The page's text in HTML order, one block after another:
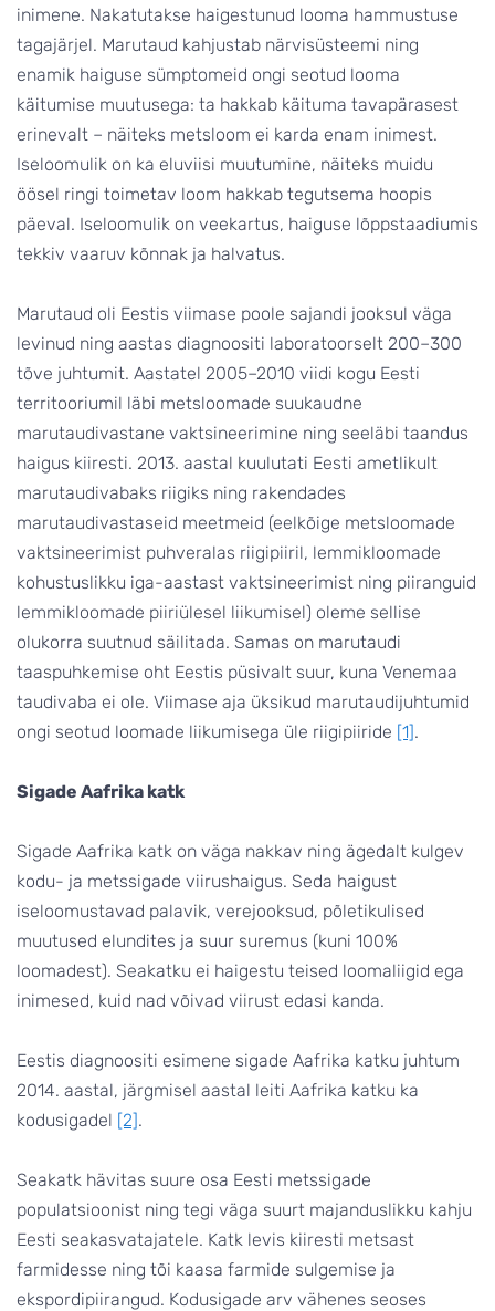
inimene. Nakatutakse haigestunud looma hammustuse
tagajärjel. Marutaud kahjustab närvisüsteemi ning
enamik haiguse sümptomeid ongi seotud looma
käitumise muutusega: ta hakkab käituma tavapärasest
erinevalt – näiteks metsloom ei karda enam inimest.
Iseloomulik on ka eluviisi muutumine, näiteks muidu
öösel ringi toimetav loom hakkab tegutsema hoopis
päeval. Iseloomulik on veekartus, haiguse lõppstaadiumis
tekkiv vaaruv kõnnak ja halvatus.
Marutaud oli Eestis viimase poole sajandi jooksul väga
levinud ning aastas diagnoositi laboratoorselt 200–300
tõve juhtumit. Aastatel 2005–2010 viidi kogu Eesti
territooriumil läbi metsloomade suukaudne
marutaudivastane vaktsineerimine ning seeläbi taandus
haigus kiiresti. 2013. aastal kuulutati Eesti ametlikult
marutaudivabaks riigiks ning rakendades
marutaudivastaseid meetmeid (eelkõige metsloomade
vaktsineerimist puhveralas riigipiiril, lemmikloomade
kohustuslikku iga-aastast vaktsineerimist ning piiranguid
lemmikloomade piiriülesel liikumisel) oleme sellise
olukorra suutnud säilitada. Samas on marutaudi
taaspuhkemise oht Eestis püsivalt suur, kuna Venemaa
taudivaba ei ole. Viimase aja üksikud marutaudijuhtumid
ongi seotud loomade liikumisega üle riigipiiride [1].
Sigade Aafrika katk
Sigade Aafrika katk on väga nakkav ning ägedalt kulgev
kodu- ja metssigade viirushaigus. Seda haigust
iseloomustavad palavik, verejooksud, põletikulised
muutused elundites ja suur suremus (kuni 100%
loomadest). Seakatku ei haigestu teised loomaliigid ega
inimesed, kuid nad võivad viirust edasi kanda.
Eestis diagnoositi esimene sigade Aafrika katku juhtum
2014. aastal, järgmisel aastal leiti Aafrika katku ka
kodusigadel [2].
Seakatk hävitas suure osa Eesti metssigade
populatsioonist ning tegi väga suurt majanduslikku kahju
Eesti seakasvatajatele. Katk levis kiiresti metsast
farmidesse ning tõi kaasa farmide sulgemise ja
ekspordipiirangud. Kodusigade arv vähenes seoses